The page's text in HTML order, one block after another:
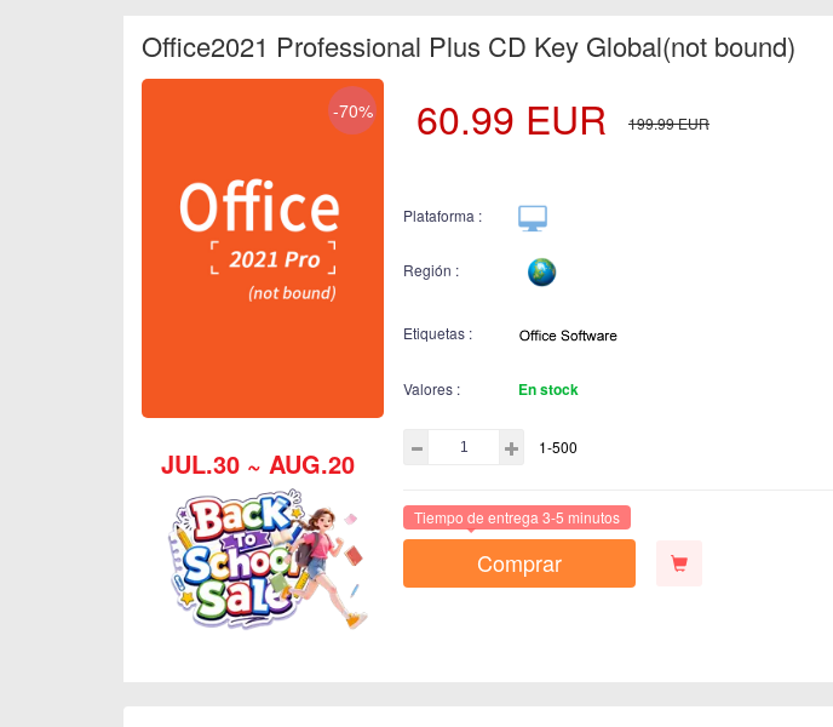
Office2021 Professional Plus CD Key Global(not bound)
-70%
JUL.30 ~ AUG.20
60.99 EUR 199.99EUR
Plataforma :
Región :
Etiquetas :
Valores : En stock
1-500
Tiempo de entrega 3-5 minutos
Comprar